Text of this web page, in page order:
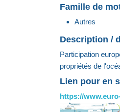
Famille de
Autres
Description /
Participation
propriétés de
Lien pour en
https://